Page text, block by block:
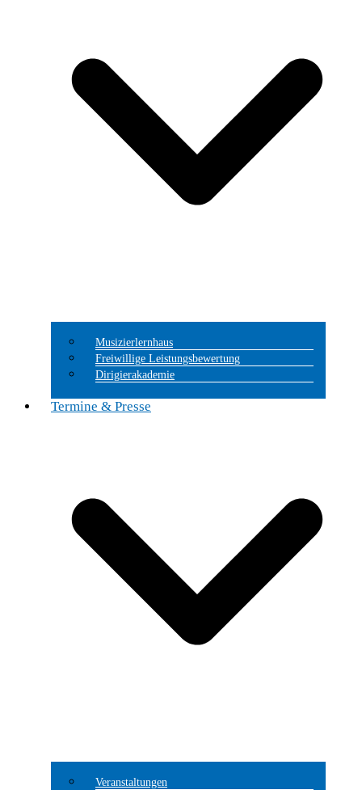
Musizierlernhaus
Freiwillige Leistungsbewertung
Dirigierakademie
Termine & Presse
Veranstaltungen